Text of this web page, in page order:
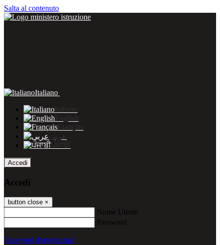
Salta al contenuto
Italiano
Italiano
English
Français
عربى
ਪੰਜਾਬੀ
Accedi
Accedi
button close ×
Nome Utente
Password
Password dimenticata?